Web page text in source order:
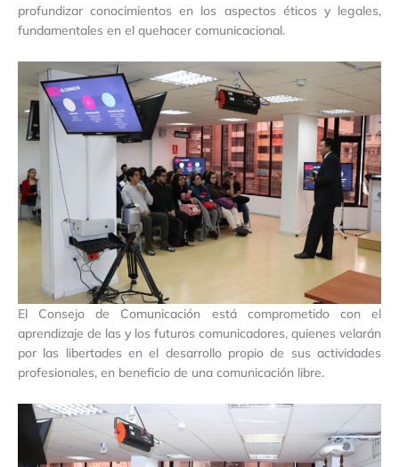
profundizar conocimientos en los aspectos éticos y legales,
fundamentales en el quehacer comunicacional.
El Consejo de Comunicación está comprometido con el
aprendizaje de las y los futuros comunicadores, quienes velarán
por las libertades en el desarrollo propio de sus actividades
profesionales, en beneficio de una comunicación libre.